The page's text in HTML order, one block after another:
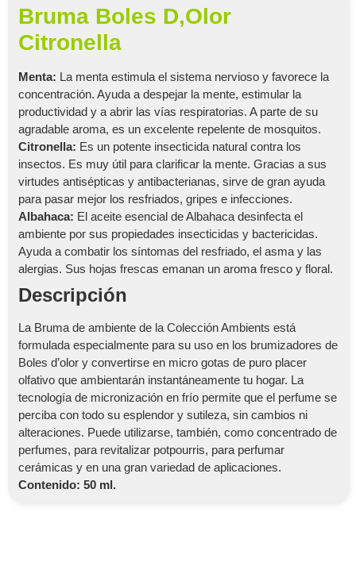
Bruma Boles D,Olor
Citronella
Menta: La menta estimula el sistema nervioso y favorece la
concentración. Ayuda a despejar la mente, estimular la
productividad y a abrir las vías respiratorias. A parte de su
agradable aroma, es un excelente repelente de mosquitos.
Citronella: Es un potente insecticida natural contra los
insectos. Es muy útil para clarificar la mente. Gracias a sus
virtudes antisépticas y antibacterianas, sirve de gran ayuda
para pasar mejor los resfriados, gripes e infecciones.
Albahaca: El aceite esencial de Albahaca desinfecta el
ambiente por sus propiedades insecticidas y bactericidas.
Ayuda a combatir los síntomas del resfriado, el asma y las
alergias. Sus hojas frescas emanan un aroma fresco y floral.
Descripción
La Bruma de ambiente de la Colección Ambients está
formulada especialmente para su uso en los brumizadores de
Boles d’olor y convertirse en micro gotas de puro placer
olfativo que ambientarán instantáneamente tu hogar. La
tecnología de micronización en frío permite que el perfume se
perciba con todo su esplendor y sutileza, sin cambios ni
alteraciones. Puede utilizarse, también, como concentrado de
perfumes, para revitalizar potpourris, para perfumar
cerámicas y en una gran variedad de aplicaciones.
Contenido: 50 ml.